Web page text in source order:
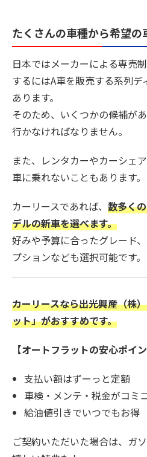
たくさんの車種から希望の
日本ではメーカーによる専売
するにはA車を販売する系列
あります。
そのため、いくつかの候補が
行かなければなりません。
また、レンタカーやカーシェ
車に乗れないこともあります。
カーリースであれば、 数多く
デルの新車を選べます。
好みや予算に合ったグレード
プションなども選択可能です。
カーリースなら出光興産（株
ット」がおすすめです。
【オートフラットの安心ポイン
支払い額はずーっと定額
車検・メンテ・税金がコミ
給油値引きでいつでもお得
ご契約いただいた場合は、ガ